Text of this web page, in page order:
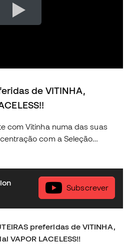
de VITINHA,
com Vitinha numa das suas
com a Seleção
coleção Nike Football na tua
perto de ti, ou então na nossa
www.futbolemotion.com/pt
#vitinha
Subscrever
preferidas de VITINHA,
VAPOR LACELESS!!